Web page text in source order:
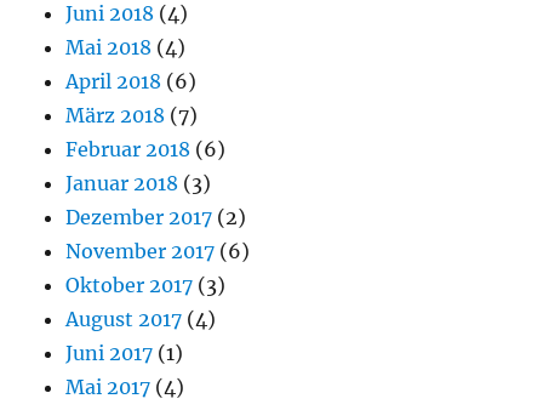
Juni 2018 (4)
Mai 2018 (4)
April 2018 (6)
März 2018 (7)
Februar 2018 (6)
Januar 2018 (3)
Dezember 2017 (2)
November 2017 (6)
Oktober 2017 (3)
August 2017 (4)
Juni 2017 (1)
Mai 2017 (4)